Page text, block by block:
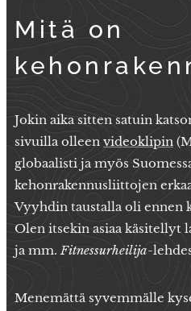
Mitä on
Jokin aika sitten satuin
sivuilla olleen videoklipin
globaalisti ja myös
kehonrakennusliittojen
Vyyhdin taustalla oli ennen
Olen itsekin asiaa käsitellyt
ja mm. Fitnessurheilija-
Menemättä syvemmälle